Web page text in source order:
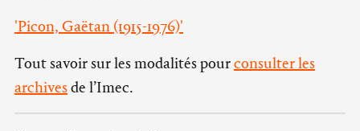
'Picon, Gaëtan (1915-1976)'
Tout savoir sur les modalités pourconsulter les
archivesde l’Imec.